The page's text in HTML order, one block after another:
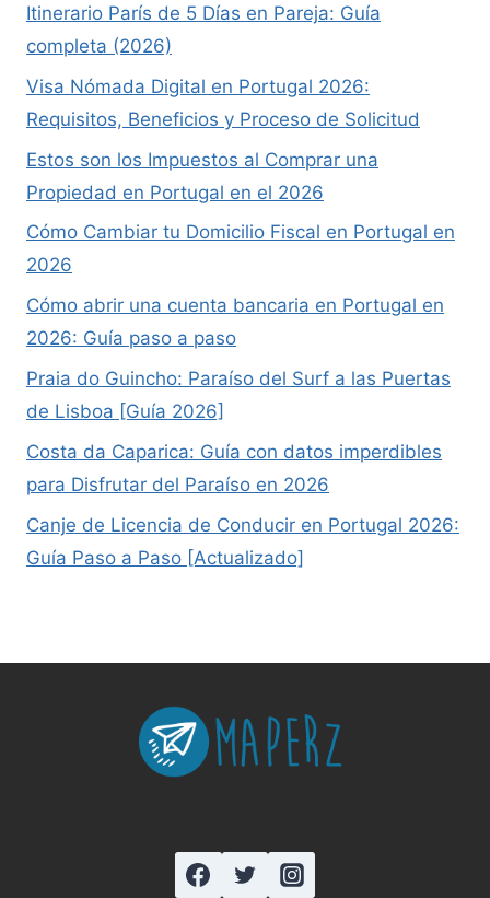
Itinerario París de 5 Días en Pareja: Guía
completa (2026)
Visa Nómada Digital en Portugal 2026:
Requisitos, Beneficios y Proceso de Solicitud
Estos son los Impuestos al Comprar una
Propiedad en Portugal en el 2026
Cómo Cambiar tu Domicilio Fiscal en Portugal en
2026
Cómo abrir una cuenta bancaria en Portugal en
2026: Guía paso a paso
Praia do Guincho: Paraíso del Surf a las Puertas
de Lisboa [Guía 2026]
Costa da Caparica: Guía con datos imperdibles
para Disfrutar del Paraíso en 2026
Canje de Licencia de Conducir en Portugal 2026:
Guía Paso a Paso [Actualizado]